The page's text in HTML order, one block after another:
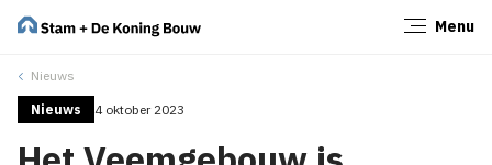
Menu
Nieuws
Nieuws 4 oktober 2023
Sluiten